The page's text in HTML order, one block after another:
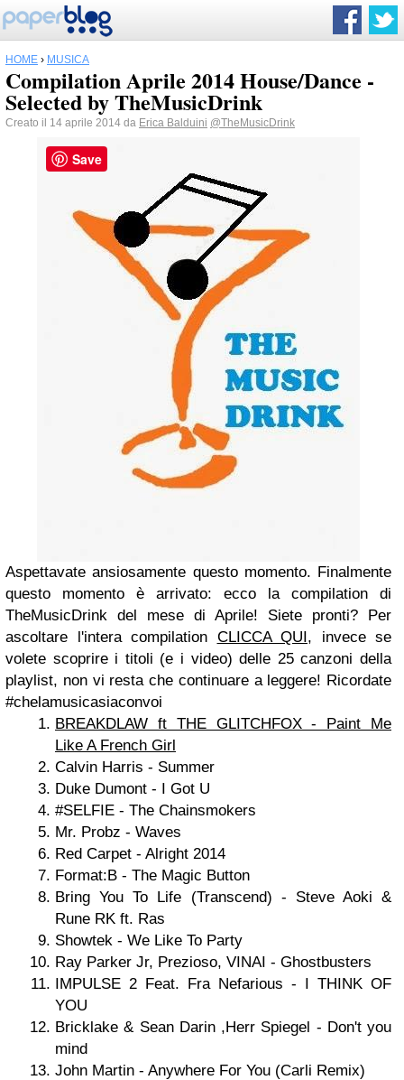
HOME › MUSICA
Compilation Aprile 2014 House/Dance -
Selected by TheMusicDrink
Creato il 14 aprile 2014 da Erica Balduini @TheMusicDrink
Aspettavate ansiosamente questo momento. Finalmente
questo momento è arrivato: ecco la compilation di
TheMusicDrink del mese di Aprile! Siete pronti? Per
ascoltare l'intera compilation CLICCA QUI, invece se
volete scoprire i titoli (e i video) delle 25 canzoni della
playlist, non vi resta che continuare a leggere! Ricordate
#chelamusicasiaconvoi
BREAKDLAW ft THE GLITCHFOX - Paint Me
Like A French Girl
Calvin Harris - Summer
Duke Dumont - I Got U
#SELFIE - The Chainsmokers
Mr. Probz - Waves
Red Carpet - Alright 2014
Format:B - The Magic Button
Bring You To Life (Transcend) - Steve Aoki &
Rune RK ft. Ras
Showtek - We Like To Party
Ray Parker Jr, Prezioso, VINAI - Ghostbusters
IMPULSE 2 Feat. Fra Nefarious - I THINK OF
YOU
Bricklake & Sean Darin ,Herr Spiegel - Don't you
mind
John Martin - Anywhere For You (Carli Remix)
Save